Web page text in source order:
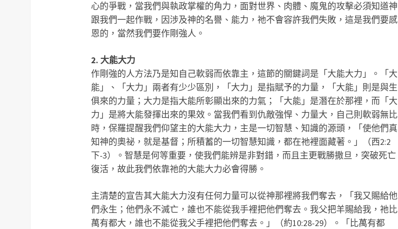
心的爭戰，當我們與執政掌權的角力，面對世界、肉體、魔鬼的攻擊必須知道神
跟我們一起作戰，因涉及神的名譽、能力，祂不會容許我們失敗，這是我們要感
恩的，當然我們要作剛強人。
2. 大能大力
作剛強的人方法乃是知自己軟弱而依靠主，這節的關鍵詞是「大能大力」。「大
能」、「大力」兩者有少少區別，「大力」是指賦予的力量，「大能」則是與生
俱來的力量；大力是指大能所彰顯出來的力氣；「大能」是潛在於那裡，而「大
力」是將大能發揮出來的果效。當我們看到仇敵強悍、力量大，自己則軟弱無比
時，保羅提醒我們仰望主的大能大力，主是一切智慧、知識的源頭，「使他們真
知神的奧祕，就是基督；所積蓄的一切智慧知識，都在祂裡面藏著。」（西2:2
下-3）。智慧是何等重要，使我們能辨是非對錯，而且主更戰勝撒旦，突破死亡
復活，故此我們依靠祂的大能大力必會得勝。
主清楚的宣告其大能大力沒有任何力量可以從神那裡將我們奪去，「我又賜給他
們永生；他們永不滅亡，誰也不能從我手裡把他們奪去。我父把羊賜給我，祂比
萬有都大，誰也不能從我父手裡把他們奪去。」（約10:28-29）。「比萬有都